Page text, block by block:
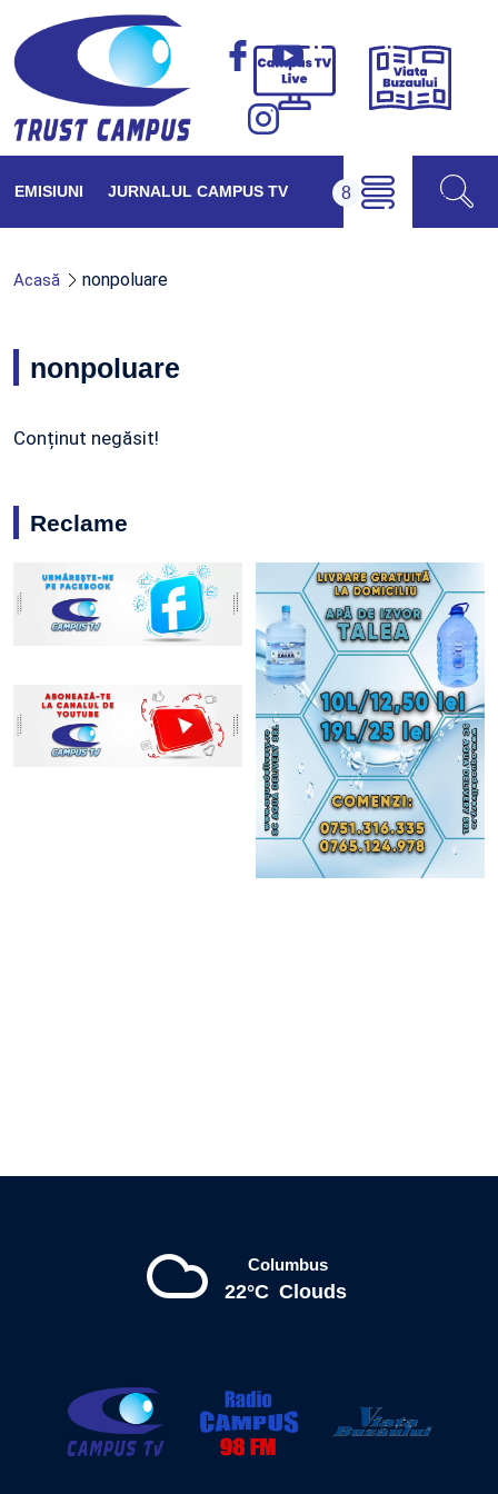
Campus
Viața
EMISIUNI JURNALUL CAMPUS TV
Acasă nonpoluare
nonpoluare
Conținut negăsit!
Reclame
Columbus
22°C Clouds